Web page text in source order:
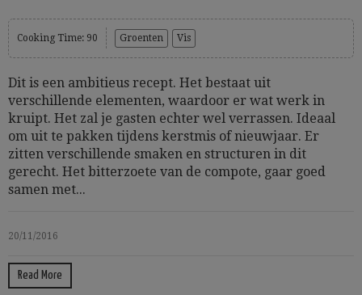
Cooking Time: 90 Groenten Vis
Dit is een ambitieus recept. Het bestaat uit
verschillende elementen, waardoor er wat werk in
kruipt. Het zal je gasten echter wel verrassen. Ideaal
om uit te pakken tijdens kerstmis of nieuwjaar. Er
zitten verschillende smaken en structuren in dit
gerecht. Het bitterzoete van de compote, gaar goed
samen met...
20/11/2016
Read More